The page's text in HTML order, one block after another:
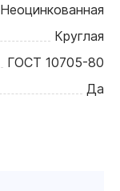
Неоцинкованная
Круглая
ГОСТ 10705-80
Да